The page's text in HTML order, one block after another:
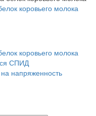
коровьего молока
коровьего молока
СПИД
напряженность